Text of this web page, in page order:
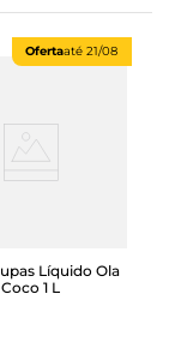
Ofertaaté 21/08
Líquido Ola
Coco 1 L